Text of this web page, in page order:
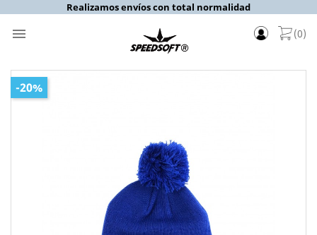
Realizamos envíos con total normalidad
 (0)
-20%